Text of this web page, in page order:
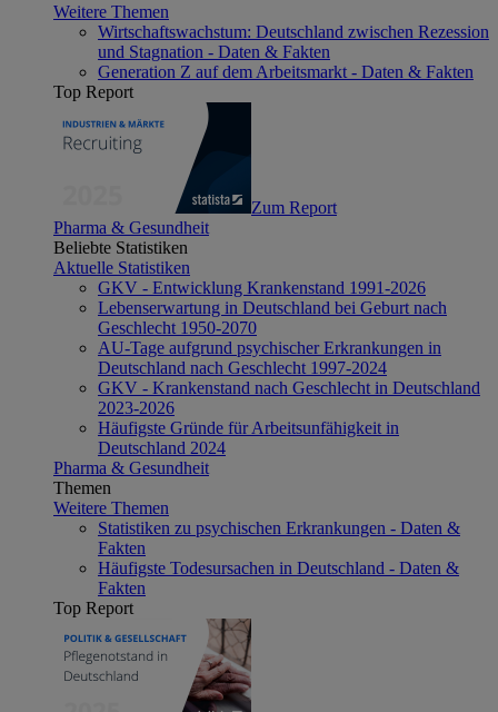
Weitere Themen
Wirtschaftswachstum: Deutschland zwischen Rezession
und Stagnation - Daten & Fakten
Generation Z auf dem Arbeitsmarkt - Daten & Fakten
Top Report
Zum Report
Pharma & Gesundheit
Beliebte Statistiken
Aktuelle Statistiken
GKV - Entwicklung Krankenstand 1991-2026
Lebenserwartung in Deutschland bei Geburt nach
Geschlecht 1950-2070
AU-Tage aufgrund psychischer Erkrankungen in
Deutschland nach Geschlecht 1997-2024
GKV - Krankenstand nach Geschlecht in Deutschland
2023-2026
Häufigste Gründe für Arbeitsunfähigkeit in
Deutschland 2024
Pharma & Gesundheit
Themen
Weitere Themen
Statistiken zu psychischen Erkrankungen - Daten &
Fakten
Häufigste Todesursachen in Deutschland - Daten &
Fakten
Top Report